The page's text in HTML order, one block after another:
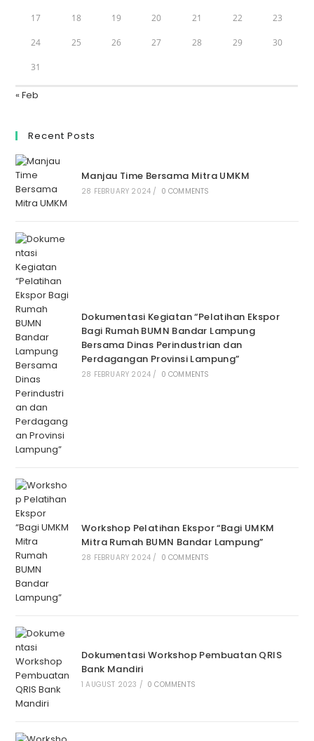
17 18 19 20 21 22 23
24 25 26 27 28 29 30
31
« Feb
Recent Posts
Manjau Time Bersama Mitra UMKM
28 FEBRUARY 2024 / 0 COMMENTS
Dokumentasi Kegiatan “Pelatihan Ekspor
Bagi Rumah BUMN Bandar Lampung
Bersama Dinas Perindustrian dan
Perdagangan Provinsi Lampung”
28 FEBRUARY 2024 / 0 COMMENTS
Workshop Pelatihan Ekspor “Bagi UMKM
Mitra Rumah BUMN Bandar Lampung”
28 FEBRUARY 2024 / 0 COMMENTS
Dokumentasi Workshop Pembuatan QRIS
Bank Mandiri
1 AUGUST 2023 / 0 COMMENTS